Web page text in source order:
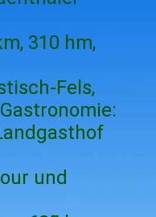
310 hm,
Fels,
und